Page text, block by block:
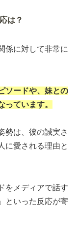
は？
係に対して非常に
ソードや、妹との
ています。
勢は、彼の誠実さ
に愛される理由と
をメディアで話す
といった反応が寄